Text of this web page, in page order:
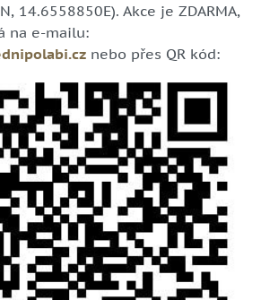
14.6558850E). Akce je ZDARMA,
na e-mailu:
nebo přes QR kód: